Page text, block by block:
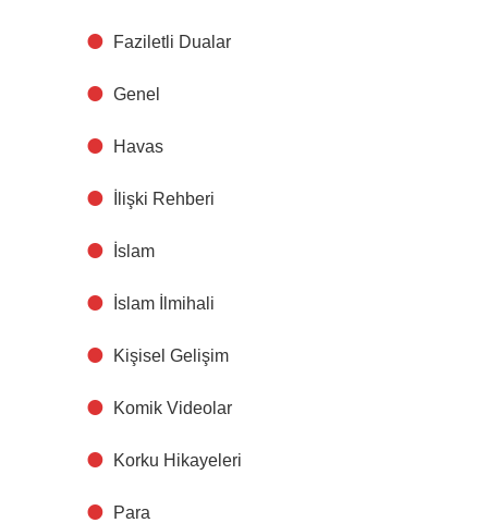
Faziletli Dualar
Genel
Havas
İlişki Rehberi
İslam
İslam İlmihali
Kişisel Gelişim
Komik Videolar
Korku Hikayeleri
Para